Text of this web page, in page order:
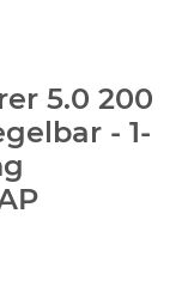
5.0 200
- 1-